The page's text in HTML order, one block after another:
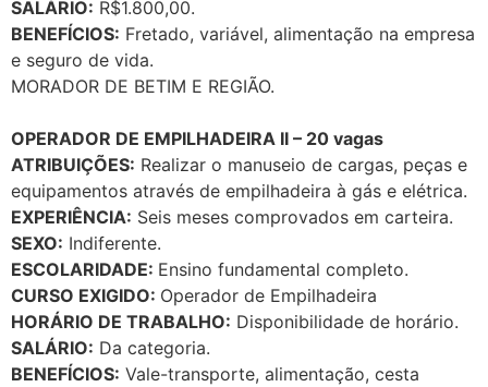
SALÁRIO: R$1.800,00.
BENEFÍCIOS: Fretado, variável, alimentação na empresa
e seguro de vida.
MORADOR DE BETIM E REGIÃO.
OPERADOR DE EMPILHADEIRA II – 20 vagas
ATRIBUIÇÕES: Realizar o manuseio de cargas, peças e
equipamentos através de empilhadeira à gás e elétrica.
EXPERIÊNCIA: Seis meses comprovados em carteira.
SEXO: Indiferente.
ESCOLARIDADE: Ensino fundamental completo.
CURSO EXIGIDO: Operador de Empilhadeira
HORÁRIO DE TRABALHO: Disponibilidade de horário.
SALÁRIO: Da categoria.
BENEFÍCIOS: Vale-transporte, alimentação, cesta